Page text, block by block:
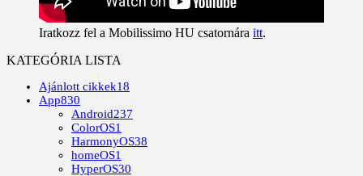
Iratkozz fel a Mobilissimo HU csatornára itt.
KATEGÓRIA LISTA
Ajánlott cikkek18
App830
Android237
ColorOS1
HarmonyOS38
homeOS1
HyperOS30